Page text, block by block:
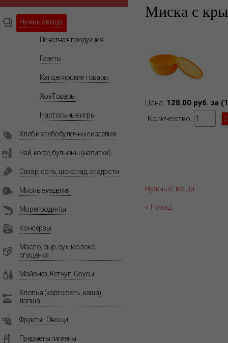
Нужные вещи
Печатная продукция
Газеты
Канцелярские товары
ХозТовары
Настольные игры
Хлеб и хлебобулочные изделия
Чай, кофе, бульоны (напитки)
Сахар, соль, шоколад, сладости
Мясные изделия
Морепродукты
Консервы
Масло, сыр, сух. молоко,
сгущенка
Майонез, Кетчуп, Соусы
Хлопья (картофель, каша),
лапша
Фрукты - Овощи
Предметы гигиены
Миска с
Цена: 128.00 руб. за
Количество:
Нужные вещи
« Назад